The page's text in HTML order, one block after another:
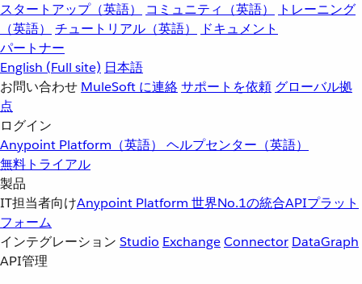
スタートアップ（英語）
コミュニティ（英語）
トレーニング
（英語）
チュートリアル（英語）
ドキュメント
パートナー
English (Full site) 日本語
お問い合わせ MuleSoft に連絡サポートを依頼 グローバル拠
点
ログイン
Anypoint Platform（英語） ヘルプセンター（英語）
無料トライアル
製品
IT担当者向けAnypoint Platform 世界No.1の統合APIプラット
フォーム
インテグレーション Studio ExchangeConnector DataGraph
API管理